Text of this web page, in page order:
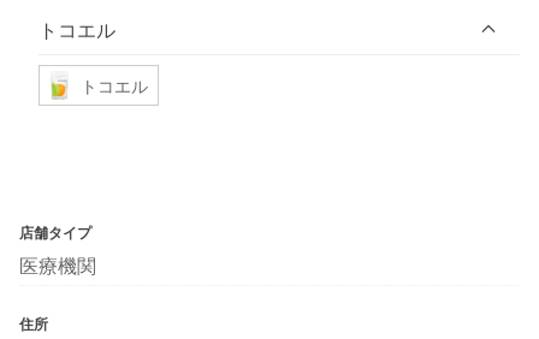
トコエル
トコエル
店舗タイプ
医療機関
住所